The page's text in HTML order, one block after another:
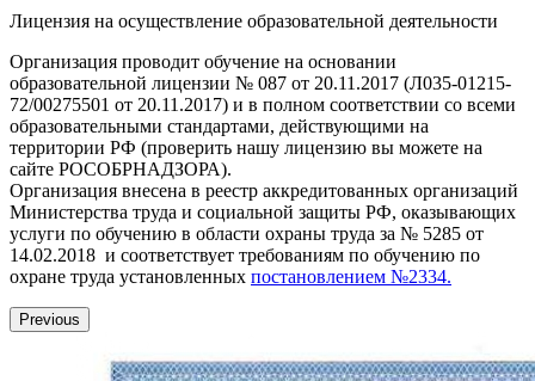
Лицензия на осуществление образовательной деятельности
Организация проводит обучение на основании
образовательной лицензии № 087 от 20.11.2017 (Л035-01215-
72/00275501 от 20.11.2017) и в полном соответствии со всеми
образовательными стандартами, действующими на
территории РФ (проверить нашу лицензию вы можете на
сайте РОСОБРНАДЗОРА).
Организация внесена в реестр аккредитованных организаций
Министерства труда и социальной защиты РФ, оказывающих
услуги по обучению в области охраны труда за № 5285 от
14.02.2018 и соответствует требованиям по обучению по
охране труда установленных постановлением №2334.
Previous